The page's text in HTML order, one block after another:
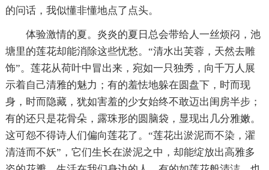
的问话，我似懂非懂地点了点头。
体验激情的夏。炎炎的夏日总会带给人一丝烦闷，池
塘里的莲花却能消除这些忧愁。“清水出芙蓉，天然去雕
饰”。莲花从荷叶中冒出来，宛如一只独秀，向千万人展
示着自己清雅的魅力；有的羞怯地躲在圆盘下，时而现
身，时而隐藏，犹如害羞的少女始终不敢迈出闺房半步；
有的还只是花骨朵，露珠形的圆脑袋，显现出几分雅嫩。
这可怨不得诗人们偏向莲花了。“莲花出淤泥而不染，濯
清涟而不妖”，它们生长在淤泥之中，却能绽放出高雅多